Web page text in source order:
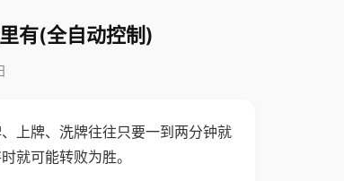
有(全自动控制)
上牌、洗牌往往只要一到两分钟就
就可能转败为胜。